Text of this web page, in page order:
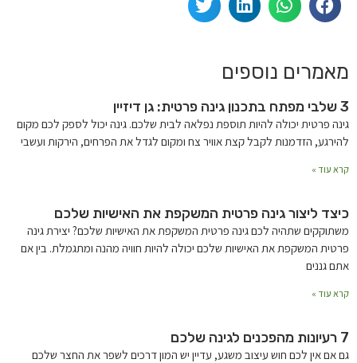
מאמרים נוספים
3 שלבי מפתח בתכנון גינה פרטית: גן דיזיין
גינה פרטית יכולה להיות תוספת נפלאה לבית שלכם. גינה יכול לספק לכם מקום
להירגע, הזדמנות לקבל קצת אוויר צח ומקום לגדל את הפרחים, הירקות ועשבי
קרא עוד »
כיצד ליצור גינה פרטית המשקפת את האישיות שלכם
משתוקקים שתהיה לכם גינה פרטית המשקפת את האישיות שלכם? יצירת גינה
פרטית המשקפת את האישיות שלכם יכולה להיות חוויה מהנה ומתגמלת. בין אם
אתם גננים
קרא עוד »
7 רעיונות מהפכנים לגינה שלכם
גם אם אין לכם חוש עיצוב משגע, עדיין יש המון דרכים לשפר את החצר שלכם